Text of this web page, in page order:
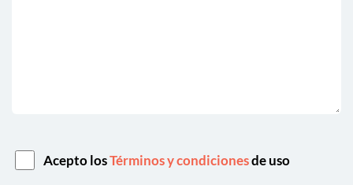
Acepto losTérminos y condicionesde uso